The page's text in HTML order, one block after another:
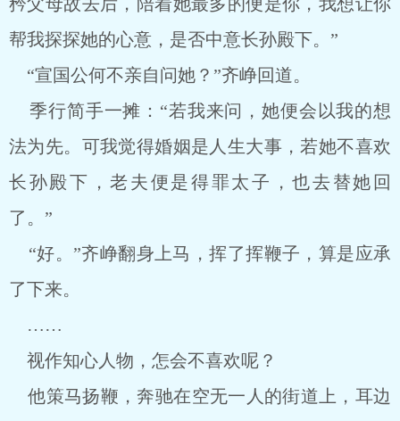
帮我探探她的心意，是否中意长孙殿下。”
“宣国公何不亲自问她？”齐峥回道。
季行简手一摊：“若我来问，她便会以我的想
法为先。可我觉得婚姻是人生大事，若她不喜欢
长孙殿下，老夫便是得罪太子，也去替她回
了。”
“好。”齐峥翻身上马，挥了挥鞭子，算是应承
了下来。
……
视作知心人物，怎会不喜欢呢？
他策马扬鞭，奔驰在空无一人的街道上，耳边